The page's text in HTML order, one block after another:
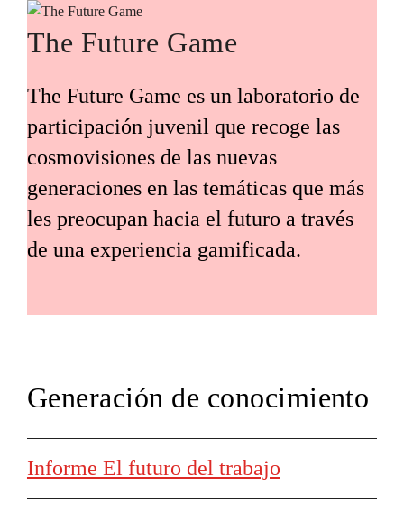
The Future Game
The Future Game es un laboratorio de
participación juvenil que recoge las
cosmovisiones de las nuevas
generaciones en las temáticas que más
les preocupan hacia el futuro a través
de una experiencia gamificada.
Generación de conocimiento
Informe El futuro del trabajo